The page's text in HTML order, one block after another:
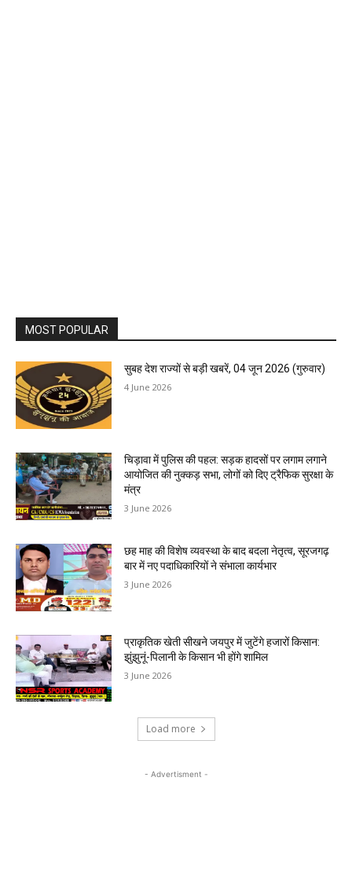
MOST POPULAR
सुबह देश राज्यों से बड़ी खबरें, 04 जून 2026 (गुरुवार)
4 June 2026
चिड़ावा में पुलिस की पहल: सड़क हादसों पर लगाम लगाने
आयोजित की नुक्कड़ सभा, लोगों को दिए ट्रैफिक सुरक्षा के
मंत्र
3 June 2026
छह माह की विशेष व्यवस्था के बाद बदला नेतृत्व, सूरजगढ़
बार में नए पदाधिकारियों ने संभाला कार्यभार
3 June 2026
प्राकृतिक खेती सीखने जयपुर में जुटेंगे हजारों किसान:
झुंझुनूं-पिलानी के किसान भी होंगे शामिल
3 June 2026
Load more
- Advertisment -